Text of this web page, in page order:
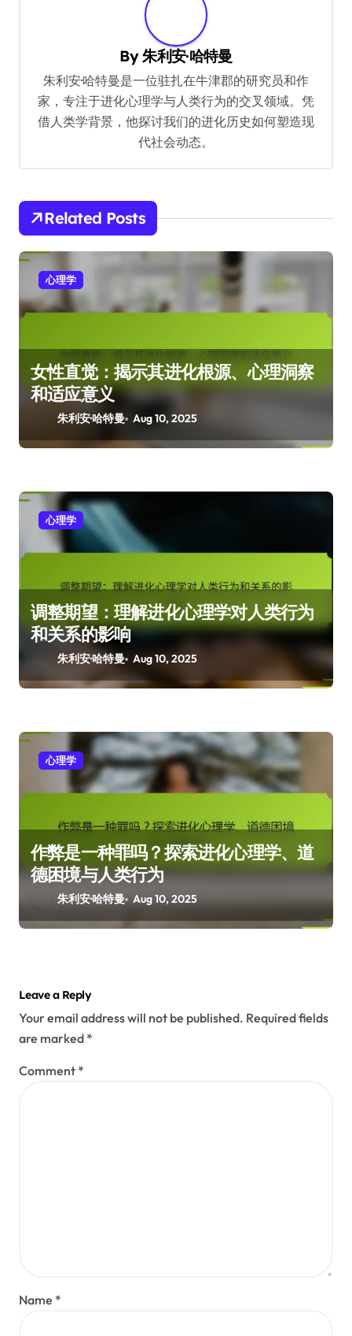
o
n
By朱利安·哈特曼
朱利安·哈特曼是一位驻扎在牛津郡的研究员和作
家，专注于进化心理学与人类行为的交叉领域。凭
借人类学背景，他探讨我们的进化历史如何塑造现
代社会动态。
Related Posts
心理学
女性直觉：揭示其进化根源、心理洞察
和适应意义
朱利安·哈特曼 Aug 10, 2025
心理学
调整期望：理解进化心理学对人类行为
和关系的影响
朱利安·哈特曼 Aug 10, 2025
心理学
作弊是一种罪吗？探索进化心理学、道
德困境与人类行为
朱利安·哈特曼 Aug 10, 2025
Leave a Reply
Your email address will not be published. Required fields
are marked *
Comment *
Name *